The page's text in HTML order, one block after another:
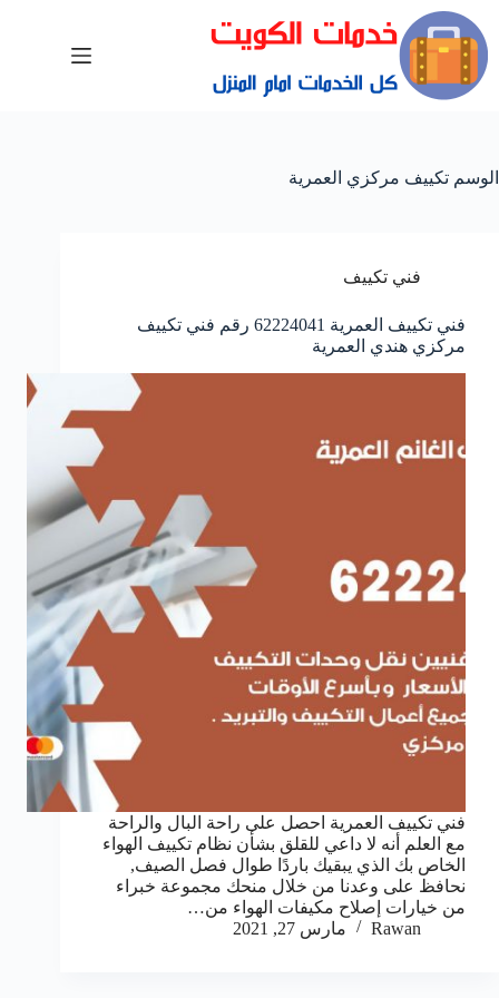
الوسم تكييف مركزي العمرية
فني تكييف
فني تكييف العمرية 62224041 رقم فني تكييف
مركزي هندي العمرية
فني تكييف العمرية احصل على راحة البال والراحة
مع العلم أنه لا داعي للقلق بشأن نظام تكييف الهواء
الخاص بك الذي يبقيك باردًا طوال فصل الصيف,
نحافظ على وعدنا من خلال منحك مجموعة خبراء
من خيارات إصلاح مكيفات الهواء من…
Rawan
مارس 27, 2021